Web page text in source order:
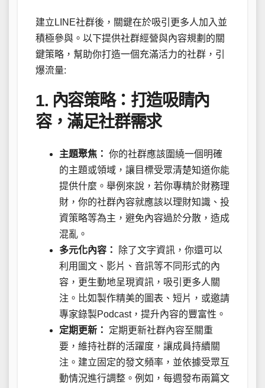
建立LINE社群後，關鍵在於吸引更多人加入並
積極參與。以下提供社群經營與內容規劃的關
鍵策略，幫助你打造一個充滿活力的社群，引
爆流量:
1. 內容策略：打造吸睛內
容，滿足社群需求
主題聚焦： 你的社群應該圍繞一個明確
的主題或領域，讓目標受眾清楚知道你能
提供什麼。舉例來說，若你專精於財務理
財，你的社群內容就應該以理財知識、投
資策略等為主，避免內容過於分散，造成
混亂。
多元化內容：
除了文字資訊，你還可以
利用圖文、影片、音訊等不同形式的內
容，更生動地呈現資訊，吸引更多人關
注。比如製作精美的圖表、短片，或邀請
專家錄製Podcast，提升內容的豐富性。
定期更新：
定期更新社群內容至關重
要，維持社群的活躍度，讓成員持續關
注。建立固定的發文頻率，並依據受眾互
動情況進行調整。例如，每週發布兩篇文